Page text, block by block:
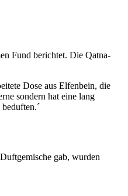
Fund berichtet. Die Qatna-
Dose aus Elfenbein, die
sondern hat eine lang
gab, wurden